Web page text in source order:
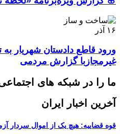
۱۶ آذر
ورود قاطع دادستان شهریار
غیرمجازبا گزارش مردمی
ما را در شبکه های اجتماعی
آخرین اخبار ایران
قوه قضاییه: هیچ یک از اموال سردار